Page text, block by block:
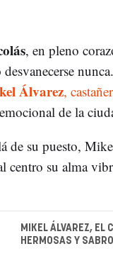
, en pleno
Álvarez,
de la
de su puesto,
centro su alma
MIKEL ÁLVAREZ, EL
HERMOSAS Y